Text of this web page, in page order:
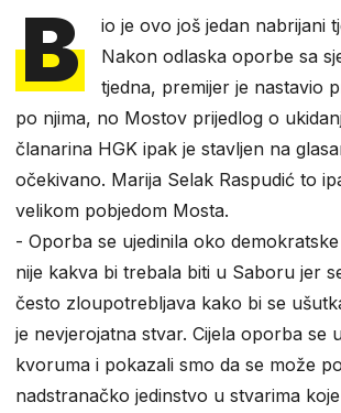
B
io je ovo još jedan nabrijani
Nakon odlaska oporbe sa
tjedna, premijer je nastavio
po njima, no Mostov prijedlog o
članarina HGK ipak je stavljen na
očekivano. Marija Selak Raspudić to
velikom pobjedom Mosta.
- Oporba se ujedinila oko
nije kakva bi trebala biti u Saboru jer
često zloupotrebljava kako bi se
je nevjerojatna stvar. Cijela oporba se
kvoruma i pokazali smo da se može
nadstranačko jedinstvo u stvarima